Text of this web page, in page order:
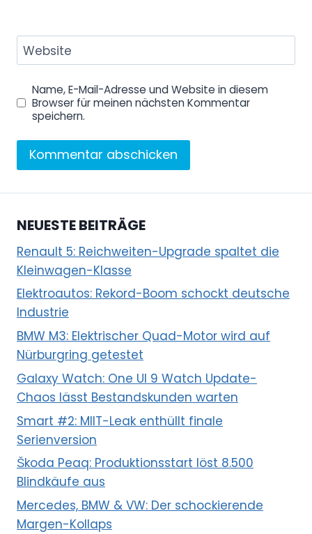
Website
Name, E-Mail-Adresse und Website in diesem
Browser für meinen nächsten Kommentar
speichern.
NEUESTE BEITRÄGE
Renault 5: Reichweiten-Upgrade spaltet die
Kleinwagen-Klasse
Elektroautos: Rekord-Boom schockt deutsche
Industrie
BMW M3: Elektrischer Quad-Motor wird auf
Nürburgring getestet
Galaxy Watch: One UI 9 Watch Update-
Chaos lässt Bestandskunden warten
Smart #2: MIIT-Leak enthüllt finale
Serienversion
Škoda Peaq: Produktionsstart löst 8.500
Blindkäufe aus
Mercedes, BMW & VW: Der schockierende
Margen-Kollaps